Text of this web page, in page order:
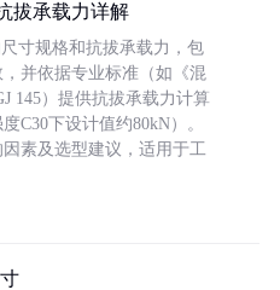
拔承载力详解
寸规格和抗拔承载力，包
并依据专业标准（如《混
145）提供抗拔承载力计算
C30下设计值约80kN）。
素及选型建议，适用于工